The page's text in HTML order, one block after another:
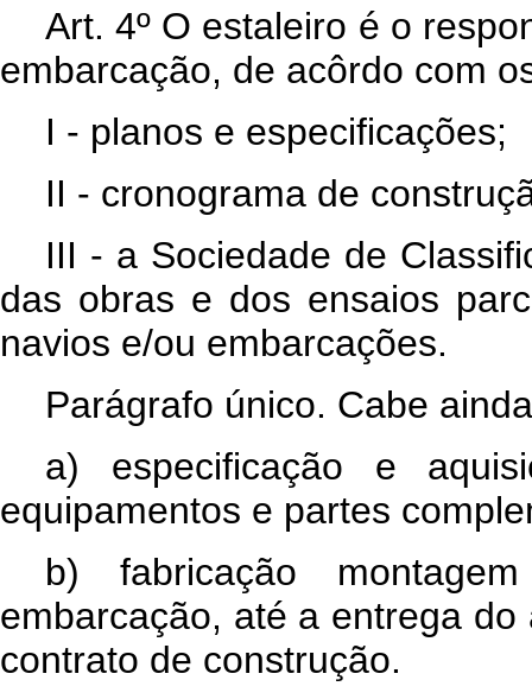
Art. 4º O estaleiro é o
embarcação, de acôrdo com
I - planos e especificações;
II - cronograma de
III - a Sociedade de
das obras e dos ensaios
navios e/ou embarcações.
Parágrafo único. Cabe
a) especificação e
equipamentos e partes
b) fabricação
embarcação, até a entrega
contrato de construção.